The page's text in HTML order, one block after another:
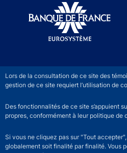
Lors de la consultation de ce site des
gestion de ce site requiert l’utilisation de
Des fonctionnalités de ce site s’appuient
propres, conformément à leur politique de
Si vous ne cliquez pas sur "Tout
globalement soit finalité par finalité. Vous